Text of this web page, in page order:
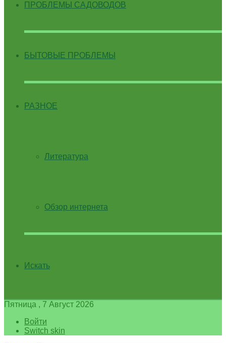
ПРОБЛЕМЫ САДОВОДОВ
БЫТОВЫЕ ПРОБЛЕМЫ
РАЗНОЕ
Литература
Обзор интернета
Искать
Пятница , 7 Август 2026
Войти
Switch skin